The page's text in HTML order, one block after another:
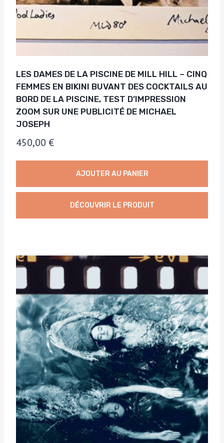
LES DAMES DE LA PISCINE DE MILL HILL – CINQ
FEMMES EN BIKINI BUVANT DES COCKTAILS AU
BORD DE LA PISCINE, TEST D’IMPRESSION
ZOOM SUR UNE PUBLICITÉ DE MICHAEL
JOSEPH
450,00 €
AJOUTER AU PANIER
DÉCOUVRIR LE PRODUIT